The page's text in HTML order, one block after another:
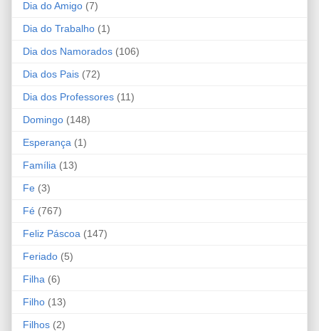
Dia do Amigo (7)
Dia do Trabalho (1)
Dia dos Namorados (106)
Dia dos Pais (72)
Dia dos Professores (11)
Domingo (148)
Esperança (1)
Família (13)
Fe (3)
Fé (767)
Feliz Páscoa (147)
Feriado (5)
Filha (6)
Filho (13)
Filhos (2)